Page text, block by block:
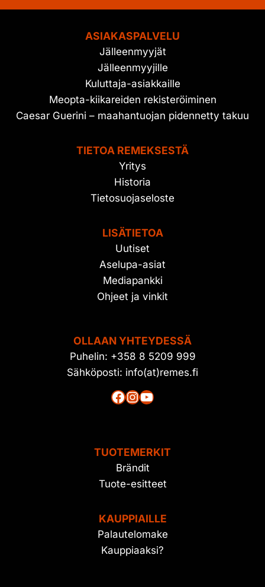
ASIAKASPALVELU
Jälleenmyyjät
Jälleenmyyjille
Kuluttaja-asiakkaille
Meopta-kiikareiden rekisteröiminen
Caesar Guerini – maahantuojan pidennetty takuu
TIETOA REMEKSESTÄ
Yritys
Historia
Tietosuojaseloste
LISÄTIETOA
Uutiset
Aselupa-asiat
Mediapankki
Ohjeet ja vinkit
OLLAAN YHTEYDESSÄ
Puhelin: +358 8 5209 999
Sähköposti: info(at)remes.fi
Facebook
Instagram
YouTube
TUOTEMERKIT
Brändit
Tuote-esitteet
KAUPPIAILLE
Palautelomake
Kauppiaaksi?